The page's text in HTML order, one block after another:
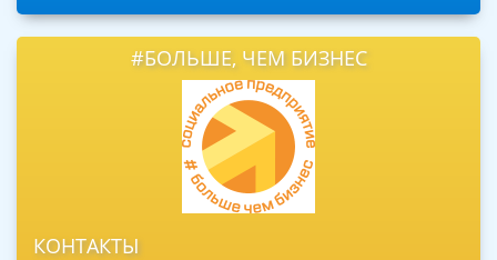
#БОЛЬШЕ, ЧЕМ БИЗНЕС
КОНТАКТЫ